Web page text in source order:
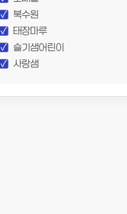
북수원
태장마루
슬기샘어린이
사랑샘